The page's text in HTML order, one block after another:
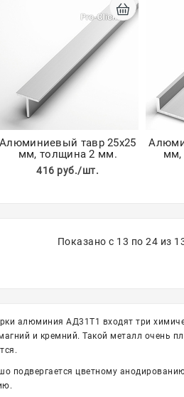
Алюминиевый тавр 25х25
мм, толщина 2 мм.
416 руб./шт.
мм,
Показано с 13 по 24 из
алюминия АД31Т1 входят три
и кремний. Такой металл очень
подвергается цветному